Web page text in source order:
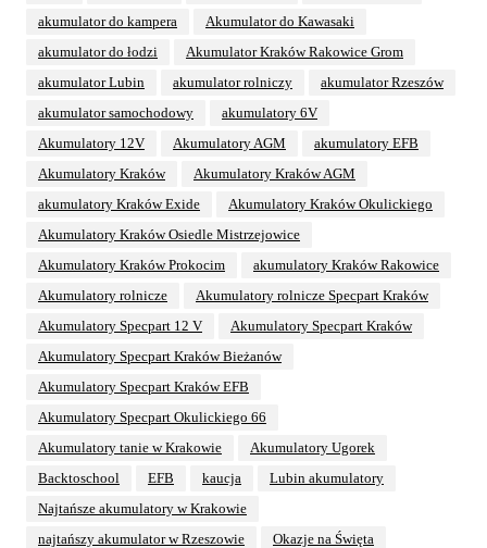
akumulator do kampera
Akumulator do Kawasaki
akumulator do łodzi
Akumulator Kraków Rakowice Grom
akumulator Lubin
akumulator rolniczy
akumulator Rzeszów
akumulator samochodowy
akumulatory 6V
Akumulatory 12V
Akumulatory AGM
akumulatory EFB
Akumulatory Kraków
Akumulatory Kraków AGM
akumulatory Kraków Exide
Akumulatory Kraków Okulickiego
Akumulatory Kraków Osiedle Mistrzejowice
Akumulatory Kraków Prokocim
akumulatory Kraków Rakowice
Akumulatory rolnicze
Akumulatory rolnicze Specpart Kraków
Akumulatory Specpart 12 V
Akumulatory Specpart Kraków
Akumulatory Specpart Kraków Bieżanów
Akumulatory Specpart Kraków EFB
Akumulatory Specpart Okulickiego 66
Akumulatory tanie w Krakowie
Akumulatory Ugorek
Backtoschool
EFB kaucja
Lubin akumulatory
Najtańsze akumulatory w Krakowie
najtańszy akumulator w Rzeszowie
Okazje na Święta